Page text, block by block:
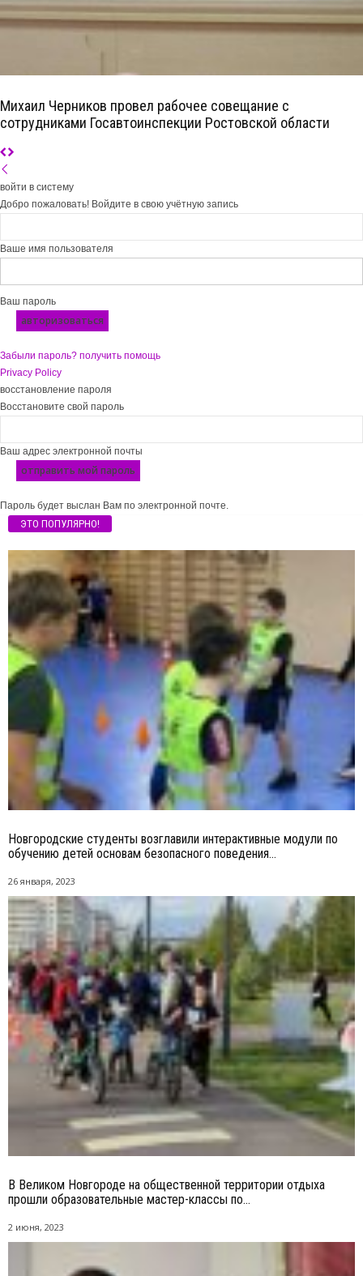
Михаил Черников провел рабочее совещание с
сотрудниками Госавтоинспекции Ростовской области
войти в систему
Добро пожаловать! Войдите в свою учётную запись
Ваше имя пользователя
Ваш пароль
Забыли пароль? получить помощь
Privacy Policy
восстановление пароля
Восстановите свой пароль
Ваш адрес электронной почты
Пароль будет выслан Вам по электронной почте.
ЭТО ПОПУЛЯРНО!
Новгородские студенты возглавили интерактивные модули по
обучению детей основам безопасного поведения...
26 января, 2023
В Великом Новгороде на общественной территории отдыха
прошли образовательные мастер-классы по...
2 июня, 2023